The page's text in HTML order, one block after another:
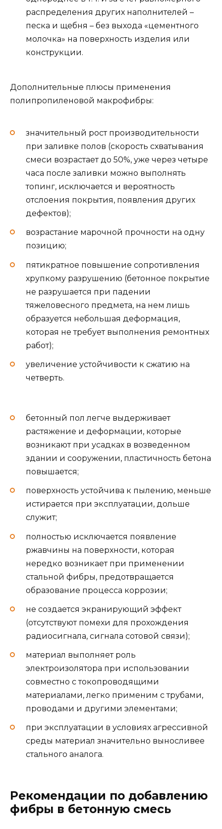
распределения других наполнителей –
песка и щебня – без выхода «цементного
молочка» на поверхность изделия или
конструкции.
Дополнительные плюсы применения
полипропиленовой макрофибры:
значительный рост производительности
при заливке полов (скорость схватывания
смеси возрастает до 50%, уже через четыре
часа после заливки можно выполнять
топинг, исключается и вероятность
отслоения покрытия, появления других
дефектов);
возрастание марочной прочности на одну
позицию;
пятикратное повышение сопротивления
хрупкому разрушению (бетонное покрытие
не разрушается при падении
тяжеловесного предмета, на нем лишь
образуется небольшая деформация,
которая не требует выполнения ремонтных
работ);
увеличение устойчивости к сжатию на
четверть.
бетонный пол легче выдерживает
растяжение и деформации, которые
возникают при усадках в возведенном
здании и сооружении, пластичность бетона
повышается;
поверхность устойчива к пылению, меньше
истирается при эксплуатации, дольше
служит;
полностью исключается появление
ржавчины на поверхности, которая
нередко возникает при применении
стальной фибры, предотвращается
образование процесса коррозии;
не создается экранирующий эффект
(отсутствуют помехи для прохождения
радиосигнала, сигнала сотовой связи);
материал выполняет роль
электроизолятора при использовании
совместно с токопроводящими
материалами, легко применим с трубами,
проводами и другими элементами;
при эксплуатации в условиях агрессивной
среды материал значительно выносливее
стального аналога.
Рекомендации по добавлению
фибры в бетонную смесь